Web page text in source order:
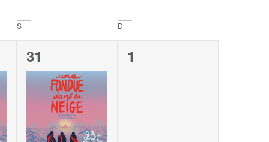
S D
1
évènement,
31
0
1